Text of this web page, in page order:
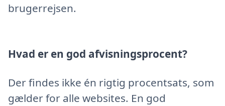
brugerrejsen.
Hvad er en god afvisningsprocent?
Der findes ikke én rigtig procentsats, som
gælder for alle websites. En god